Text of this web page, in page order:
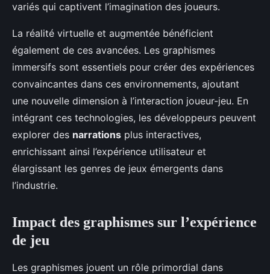
variés qui captivent l’imagination des joueurs.
La réalité virtuelle et augmentée bénéficient
également de ces avancées. Les graphismes
immersifs sont essentiels pour créer des expériences
convaincantes dans ces environnements, ajoutant
une nouvelle dimension à l’interaction joueur-jeu. En
intégrant ces technologies, les développeurs peuvent
explorer des narrations plus interactives,
enrichissant ainsi l’expérience utilisateur et
élargissant les genres de jeux émergents dans
l’industrie.
Impact des graphismes sur l’expérience
de jeu
Les graphismes jouent un rôle primordial dans